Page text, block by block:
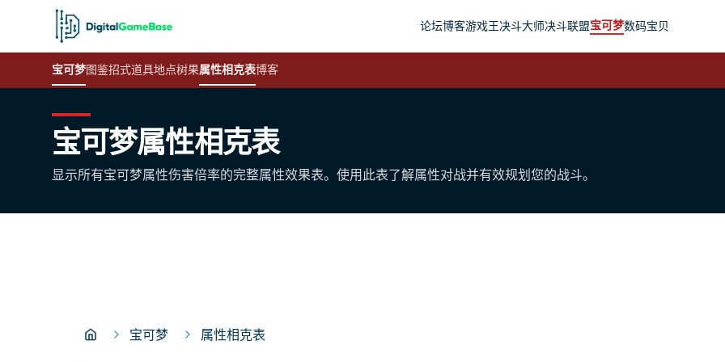
论坛博客游戏王决斗大师决斗联盟宝可梦数码宝贝
宝可梦图鉴招式道具地点树果属性相克表博客
宝可梦属性相克表
显示所有宝可梦属性伤害倍率的完整属性效果表。使用此表了解属性对战并有效规划您的战斗。
宝可梦 属性相克表